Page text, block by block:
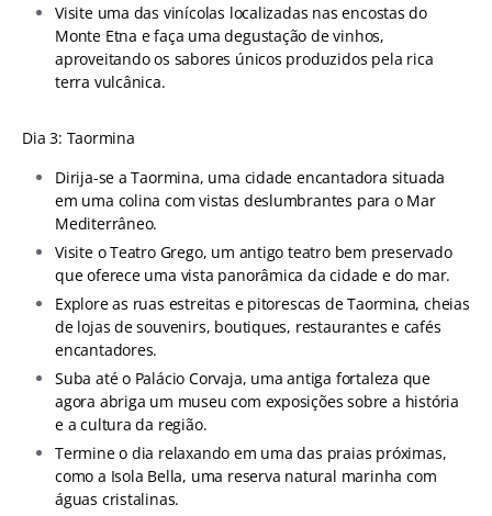
Visite uma das vinícolas localizadas nas encostas do
Monte Etna e faça uma degustação de vinhos,
aproveitando os sabores únicos produzidos pela rica
terra vulcânica.
Dia 3: Taormina
Dirija-se a Taormina, uma cidade encantadora situada
em uma colina com vistas deslumbrantes para o Mar
Mediterrâneo.
Visite o Teatro Grego, um antigo teatro bem preservado
que oferece uma vista panorâmica da cidade e do mar.
Explore as ruas estreitas e pitorescas de Taormina, cheias
de lojas de souvenirs, boutiques, restaurantes e cafés
encantadores.
Suba até o Palácio Corvaja, uma antiga fortaleza que
agora abriga um museu com exposições sobre a história
e a cultura da região.
Termine o dia relaxando em uma das praias próximas,
como a Isola Bella, uma reserva natural marinha com
águas cristalinas.